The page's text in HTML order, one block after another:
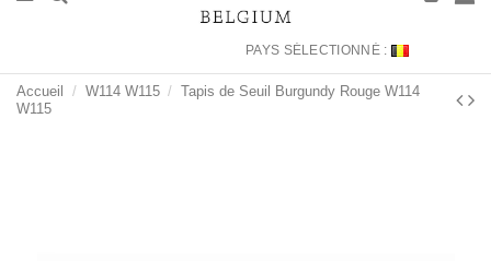
PAYS SÉLECTIONNÉ :
Accueil W114 W115
Tapis de Seuil Burgundy Rouge W114
W115